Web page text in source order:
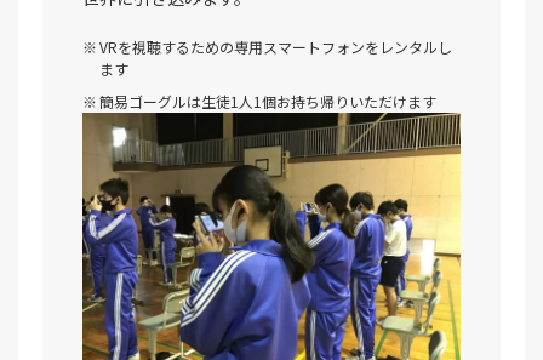
VRを視聴するための専用スマートフォンをレンタルし
ます
簡易ゴーグルは生徒1人1個お持ち帰りいただけます